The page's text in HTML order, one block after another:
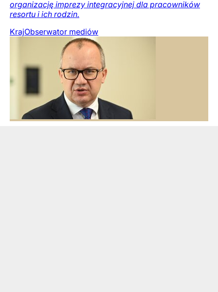
organizację imprezy integracyjnej dla pracowników
resortu i ich rodzin.
KrajObserwator mediów